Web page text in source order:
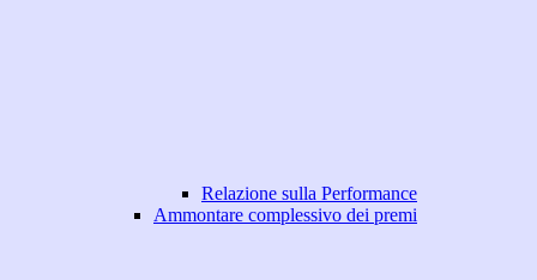
Relazione sulla Performance
Ammontare complessivo dei premi